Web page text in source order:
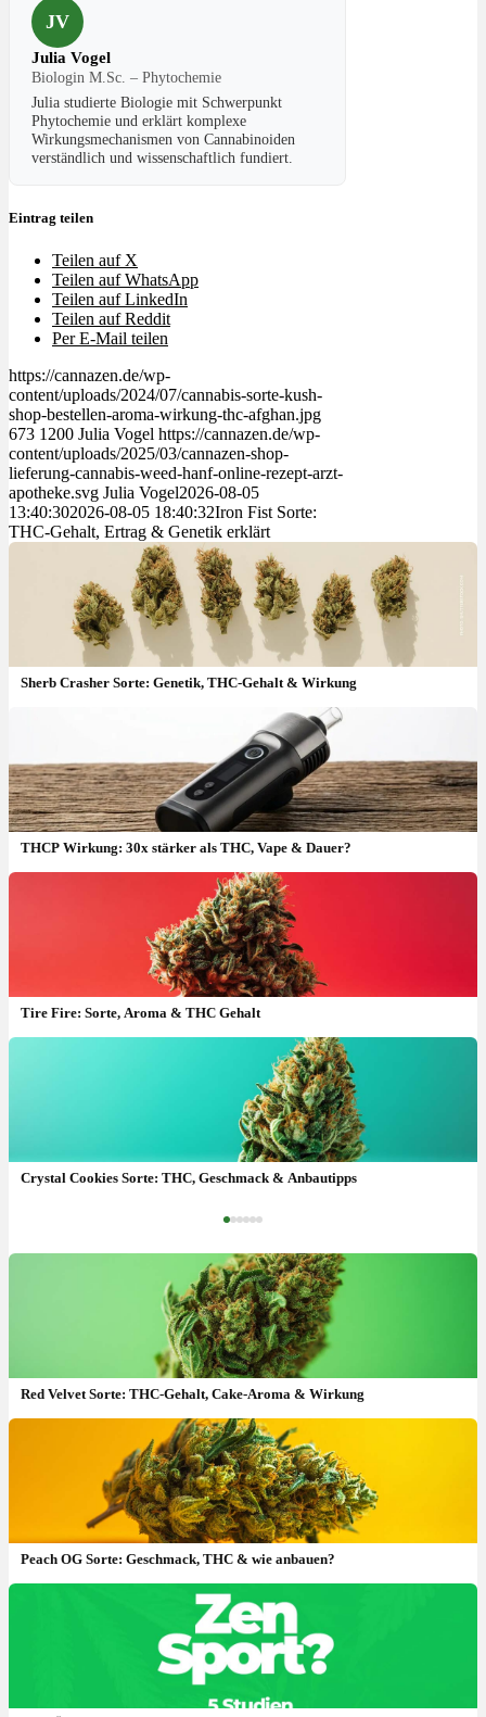
JV
Julia Vogel
Biologin M.Sc. – Phytochemie
Julia studierte Biologie mit Schwerpunkt
Phytochemie und erklärt komplexe
Wirkungsmechanismen von Cannabinoiden
verständlich und wissenschaftlich fundiert.
Eintrag teilen
Teilen auf X
Teilen auf WhatsApp
Teilen auf LinkedIn
Teilen auf Reddit
Per E-Mail teilen
https://cannazen.de/wp-
content/uploads/2024/07/cannabis-sorte-kush-
shop-bestellen-aroma-wirkung-thc-afghan.jpg
673 1200 Julia Vogel https://cannazen.de/wp-
content/uploads/2025/03/cannazen-shop-
lieferung-cannabis-weed-hanf-online-rezept-arzt-
apotheke.svg Julia Vogel2026-08-05
13:40:302026-08-05 18:40:32Iron Fist Sorte:
THC-Gehalt, Ertrag & Genetik erklärt
Sherb Crasher Sorte: Genetik, THC-Gehalt & Wirkung
THCP Wirkung: 30x stärker als THC, Vape & Dauer?
Tire Fire: Sorte, Aroma & THC Gehalt
Crystal Cookies Sorte: THC, Geschmack & Anbautipps
Pie Hoe Sorte: Geschmack, THC & Effekt
Red Velvet Sorte: THC-Gehalt, Cake-Aroma & Wirkung
Peach OG Sorte: Geschmack, THC & wie anbauen?